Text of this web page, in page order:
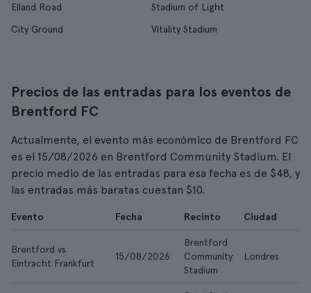
Elland Road
Stadium of Light
City Ground
Vitality Stadium
Precios de las entradas para los eventos de
Brentford FC
Actualmente, el evento más económico de Brentford FC
es el 15/08/2026 en Brentford Community Stadium. El
precio medio de las entradas para esa fecha es de $48, y
las entradas más baratas cuestan $10.
Evento Fecha Recinto Ciudad
Brentford vs.
Eintracht Frankfurt
15/08/2026
Brentford
Community
Stadium
Londres